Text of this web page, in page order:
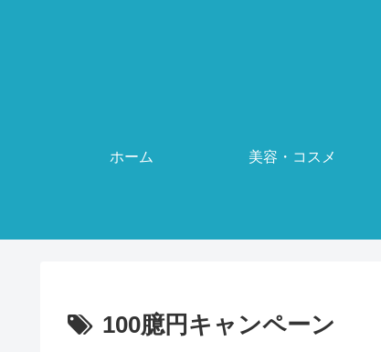
ホーム 美容・コスメ
100臆円キャンペーン